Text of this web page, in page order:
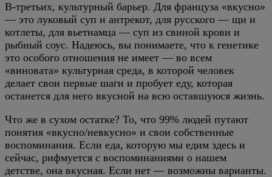
В-третьих, культурный барьер. Для француза «вкусно»
— это луковый суп и антрекот, для русского — щи и
котлеты, для вьетнамца — суп из свиной крови и
рыбный соус. Надеюсь, вы понимаете, что к генетике
это особого отношения не имеет — во всем
«виновата» культурная среда, в которой человек
делает свои первые шаги и пробует еду, которая
останется для него вкусной на всю оставшуюся жизнь.
Что же в сухом остатке? То, что 99% людей путают
понятия «вкусно/невкусно» и свои собственные
воспоминания. Если еда, которую мы едим здесь и
сейчас, рифмуется с воспоминаниями о нашем
детстве, она вкусная. Если нет — возможны варианты.